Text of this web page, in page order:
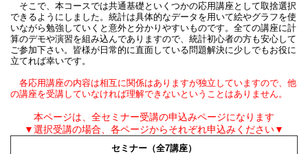
そこで、本コースでは共通基礎といくつかの応用講座として取捨選択
できるようにしました。統計は具体的なデータを用いて絵やグラフを使
いながら勉強していくと意外と分かりやすいものです。全ての講座に計
算のデモや演習を組み込んでありますので、統計初心者の方も安心して
ご参加下さい。皆様が日常的に直面している問題解決に少しでもお役に
立てれば幸いです。
各応用講座の内容は相互に関係はありますが独立していますので、他
の講座を受講していなければ理解できないということはありません。
本ページは、全セミナー受講の申込みページになります
▼選択受講の場合、各ページからそれぞれ申込みください▼
セミナー（全7講座）